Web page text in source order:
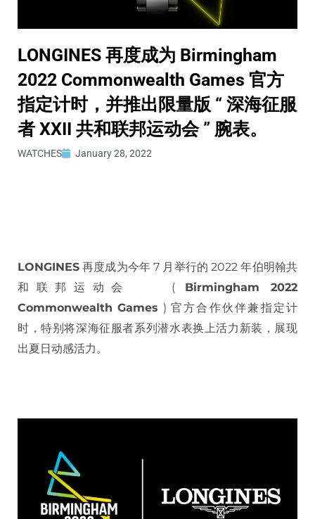
LONGINES 再度成为 Birmingham
2022 Commonwealth Games 官方
指定计时，并推出限量版 “ 深海征服
者 XXII 共和联邦运动会 ” 腕表。
WATCHES January 28, 2022
LONGINES 再度成为今年 7 月举行的 2022 年伯明翰共
和联邦运动会 ( Birmingham 2022
Commonwealth Games ) 官方合作伙伴兼指定计
时，特别将深海征服者系列潜水表换上活力新装，展现
出夏日动感活力。